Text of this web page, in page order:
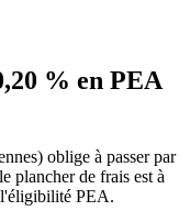
% en PEA
oblige à passer par
plancher de frais est à
PEA.